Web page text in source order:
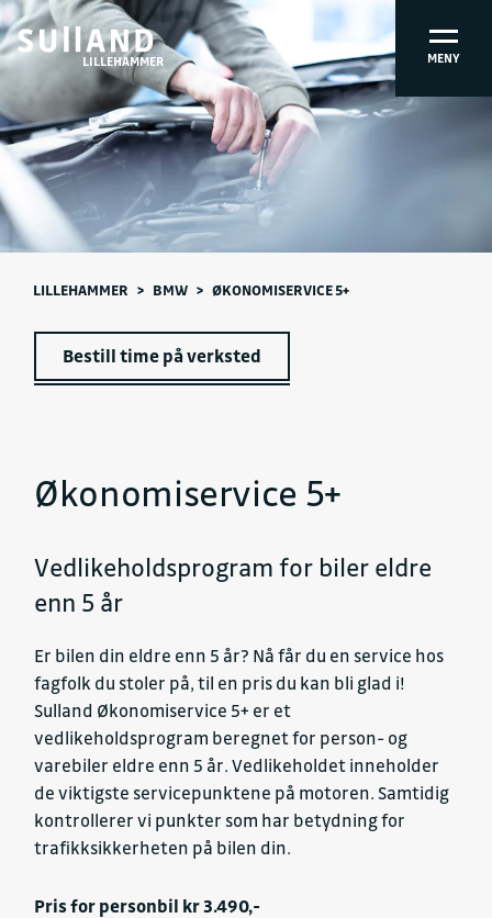
LILLEHAMMER MENY
LILLEHAMMER > BMW > ØKONOMISERVICE 5+
Bestill time på verksted
Økonomiservice 5+
Vedlikeholdsprogram for biler eldre
enn 5 år
Er bilen din eldre enn 5 år? Nå får du en service hos
fagfolk du stoler på, til en pris du kan bli glad i!
Sulland Økonomiservice 5+ er et
vedlikeholdsprogram beregnet for person- og
varebiler eldre enn 5 år. Vedlikeholdet inneholder
de viktigste servicepunktene på motoren. Samtidig
kontrollerer vi punkter som har betydning for
trafikksikkerheten på bilen din.
Pris for personbil kr 3.490,-